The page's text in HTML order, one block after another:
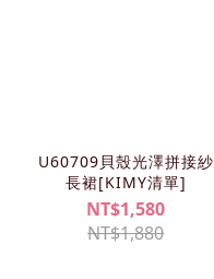
U60709貝殼光澤拼接紗
長裙[KIMY清單]
NT$1,580
NT$1,880